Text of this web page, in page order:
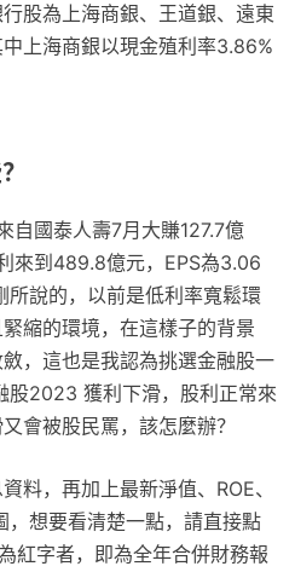
股為上海商銀、王道銀、遠東
上海商銀以現金殖利率3.86%
自國泰人壽7月大賺127.7億
來到489.8億元，EPS為3.06
所說的，以前是低利率寬鬆環
縮的環境，在這樣子的背景
，這也是我認為挑選金融股一
股2023 獲利下滑，股利正常來
會被股民罵，該怎麼辦？
料，再加上最新淨值、ROE、
，想要看清楚一點，請直接點
紅字者，即為全年合併財務報